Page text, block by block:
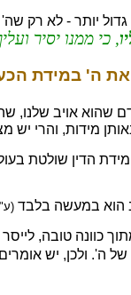
גדול יותר - לא
, כי ממנו יסיר
את ה' במידת
אויב שלנו, שה'
מידות, והרי יש
מידת הדין שולטת
של ה'. ולכן, יש